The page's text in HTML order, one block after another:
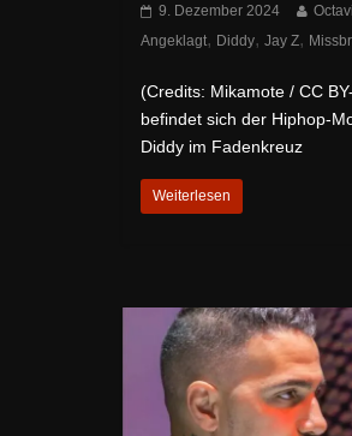
9. Dezember 2024
Angeklagt, Diddy, Jay Z,
(Credits: Mikamote / CC
befindet sich der Hiphop-
Diddy im Fadenkreuz
Weiterlesen